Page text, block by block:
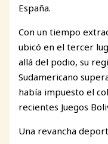
España.
Con un tiempo
ubicó en el tercer
allá del podio, su
Sudamericano
había impuesto el
recientes Juegos
Una revancha